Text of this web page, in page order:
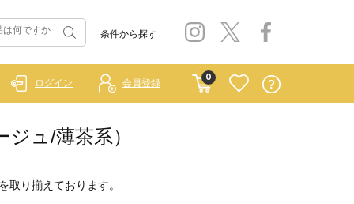
条件から探す
0
ログイン 会員登録
ュ/薄茶系）
取り揃えております。